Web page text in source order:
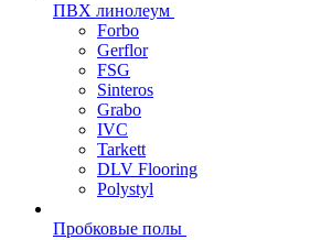
ПВХ линолеум
Forbo
Gerflor
FSG
Sinteros
Grabo
IVC
Tarkett
DLV Flooring
Polystyl
Пробковые полы